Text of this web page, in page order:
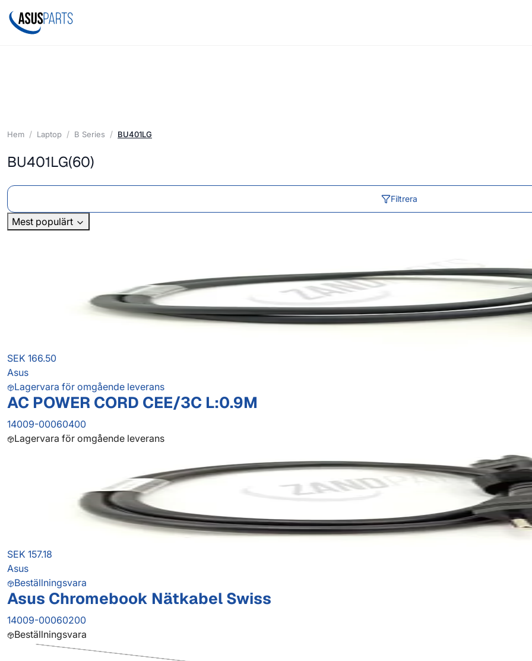
Hem Laptop B Series BU401LG
BU401LG(60)
Filtrera
Mest populärt
SEK 166.50
Asus
Lagervara för omgående leverans
AC POWER CORD CEE/3C L:0.9M
14009-00060400
Lagervara för omgående leverans
SEK 157.18
Asus
Beställningsvara
Asus Chromebook Nätkabel Swiss
14009-00060200
Beställningsvara